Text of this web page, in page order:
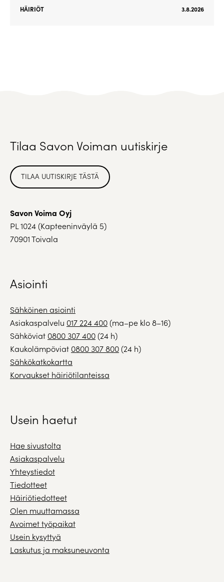
HÄIRIÖT 3.8.2026
Tilaa Savon Voiman uutiskirje
TILAA UUTISKIRJE TÄSTÄ
Savon Voima Oyj
PL 1024 (Kapteeninväylä 5)
70901 Toivala
Asiointi
Sähköinen asiointi
Asiakaspalvelu 017 224 400(ma–pe klo 8–16)
Sähköviat 0800 307 400(24 h)
Kaukolämpöviat 0800 307 800(24 h)
Sähkökatkokartta
Korvaukset häiriötilanteissa
Usein haetut
Hae sivustolta
Asiakaspalvelu
Yhteystiedot
Tiedotteet
Häiriötiedotteet
Olen muuttamassa
Avoimet työpaikat
Usein kysyttyä
Laskutus ja maksuneuvonta